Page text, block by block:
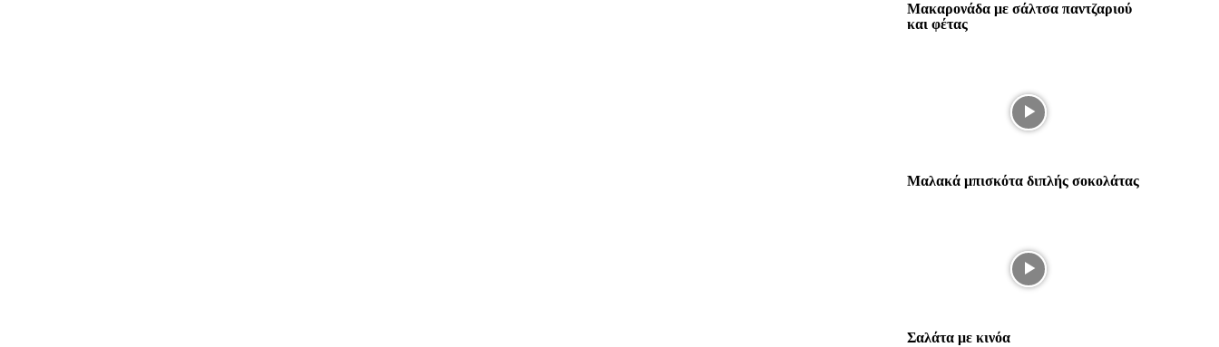
Μακαρονάδα με σάλτσα παντζαριού
και φέτας
Μαλακά μπισκότα διπλής σοκολάτας
Σαλάτα με κινόα